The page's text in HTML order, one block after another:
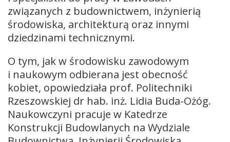
związanych z budownictwem, inżynierią
środowiska, architekturą oraz innymi
dziedzinami technicznymi.
O tym, jak w środowisku zawodowym
i naukowym odbierana jest obecność
kobiet, opowiedziała prof. Politechniki
Rzeszowskiej dr hab. inż. Lidia Buda-Ożóg.
Naukowczyni pracuje w Katedrze
Konstrukcji Budowlanych na Wydziale